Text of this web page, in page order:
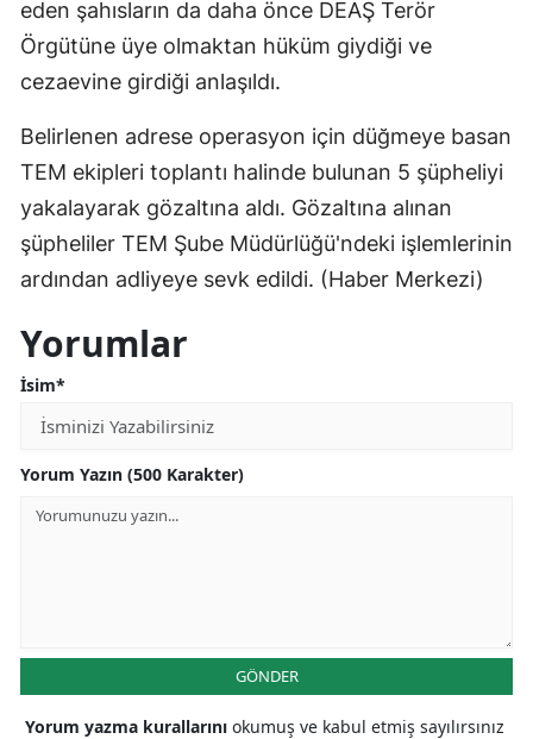
Hatay
Mersin
İstanbul
İzmir
Kars
Manisa
eden şahısların da daha önce DEAŞ Terör
Örgütüne üye olmaktan hüküm giydiği ve
cezaevine girdiği anlaşıldı.
Belirlenen adrese operasyon için düğmeye basan
TEM ekipleri toplantı halinde bulunan 5 şüpheliyi
yakalayarak gözaltına aldı. Gözaltına alınan
şüpheliler TEM Şube Müdürlüğü'ndeki işlemlerinin
ardından adliyeye sevk edildi. (Haber Merkezi)
Yorumlar
İsim*
Yorum Yazın (500 Karakter)
GÖNDER
Yorum yazma kurallarını okumuş ve kabul etmiş sayılırsınız